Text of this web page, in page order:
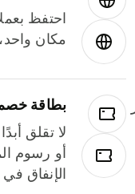
احتفظ
مكان
بطاقة
لا تقلق
أو رسوم
الإنفاق